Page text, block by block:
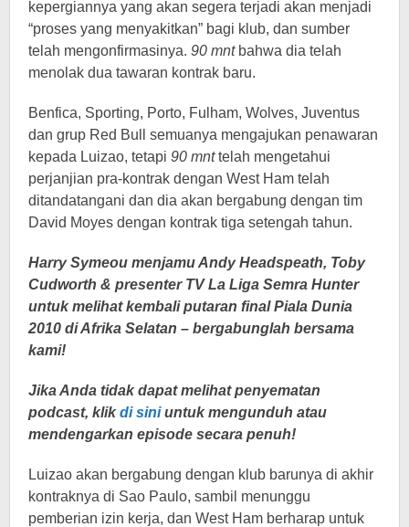
kepergiannya yang akan segera terjadi akan menjadi
“proses yang menyakitkan” bagi klub, dan sumber
telah mengonfirmasinya. 90 mntbahwa dia telah
menolak dua tawaran kontrak baru.
Benfica, Sporting, Porto, Fulham, Wolves, Juventus
dan grup Red Bull semuanya mengajukan penawaran
kepada Luizao, tetapi 90 mnttelah mengetahui
perjanjian pra-kontrak dengan West Ham telah
ditandatangani dan dia akan bergabung dengan tim
David Moyes dengan kontrak tiga setengah tahun.
Harry Symeou menjamu Andy Headspeath, Toby
Cudworth & presenter TV La Liga Semra Hunter
untuk melihat kembali putaran final Piala Dunia
2010 di Afrika Selatan – bergabunglah bersama
kami!
Jika Anda tidak dapat melihat penyematan
podcast, klikdi siniuntuk mengunduh atau
mendengarkan episode secara penuh!
Luizao akan bergabung dengan klub barunya di akhir
kontraknya di Sao Paulo, sambil menunggu
pemberian izin kerja, dan West Ham berharap untuk